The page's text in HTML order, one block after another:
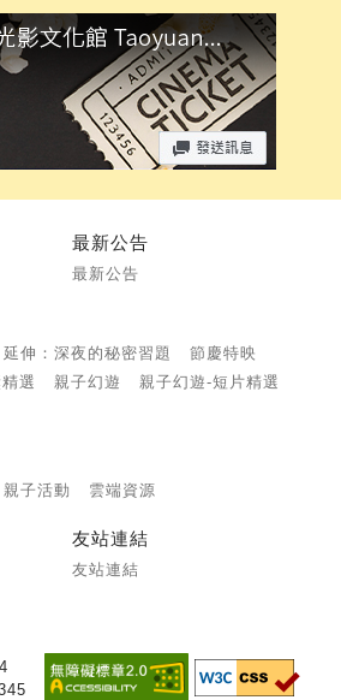
最新公告
最新公告
延伸：深夜的秘密習題
節慶特映
選 親子幻遊
親子幻遊-短片精選
親子活動 雲端資源
友站連結
友站連結